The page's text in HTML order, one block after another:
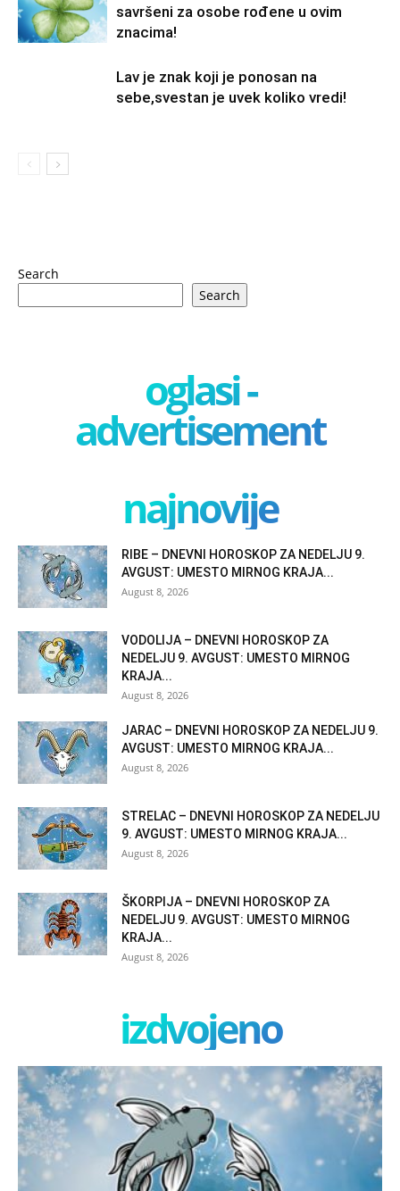
savršeni za osobe rođene u ovim
znacima!
Lav je znak koji je ponosan na
sebe,svestan je uvek koliko vredi!
Search
Search
oglasi -
advertisement
najnovije
RIBE – DNEVNI HOROSKOP ZA NEDELJU 9.
AVGUST: UMESTO MIRNOG KRAJA...
August 8, 2026
VODOLIJA – DNEVNI HOROSKOP ZA
NEDELJU 9. AVGUST: UMESTO MIRNOG
KRAJA...
August 8, 2026
JARAC – DNEVNI HOROSKOP ZA NEDELJU 9.
AVGUST: UMESTO MIRNOG KRAJA...
August 8, 2026
STRELAC – DNEVNI HOROSKOP ZA NEDELJU
9. AVGUST: UMESTO MIRNOG KRAJA...
August 8, 2026
ŠKORPIJA – DNEVNI HOROSKOP ZA
NEDELJU 9. AVGUST: UMESTO MIRNOG
KRAJA...
August 8, 2026
izdvojeno